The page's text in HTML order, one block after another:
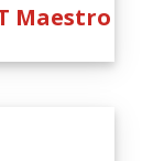
Maestro